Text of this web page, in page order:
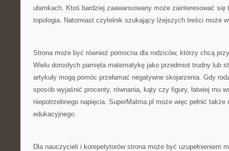
ułamkach. Ktoś bardziej zaawansowany może zainteresować
topologia. Natomiast czytelnik szukający lżejszych treści może
Strona może być również pomocna dla rodziców, którzy chcą
Wielu dorosłych pamięta matematykę jako przedmiot trudny lub
artykuły mogą pomóc przełamać negatywne skojarzenia. Gdy
sposób wyjaśnić procenty, równania, kąty czy figury, łatwiej mu
niepotrzebnego napięcia. SuperMatma.pl może więc pełnić także
edukacyjnego.
Dla nauczycieli i korepetytorów strona może być uzupełnieniem